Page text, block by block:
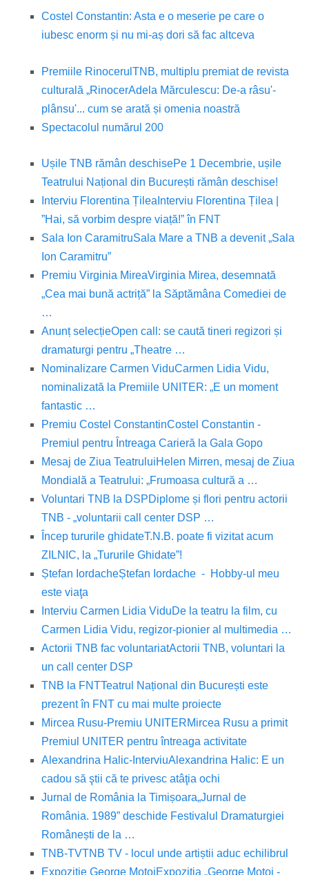
Costel Constantin: Asta e o meserie pe care o
iubesc enorm și nu mi-aș dori să fac altceva
Premiile Rinocerul TNB, multiplu premiat de revista
culturală „RinocerAdela Mărculescu: De-a râsu'-
plânsu'... cum se arată și omenia noastră
Spectacolul numărul 200
Ușile TNB rămân deschisePe 1 Decembrie, ușile
Teatrului Național din București rămân deschise!
Interviu Florentina Țilea Interviu Florentina Țilea |
”Hai, să vorbim despre viață!” în FNT
Sala Ion CaramitruSala Mare a TNB a devenit „Sala
Ion Caramitru”
Premiu Virginia MireaVirginia Mirea, desemnată
„Cea mai bună actriță” la Săptămâna Comediei de
…
Anunț selecțieOpen call: se caută tineri regizori și
dramaturgi pentru „Theatre …
Nominalizare Carmen ViduCarmen Lidia Vidu,
nominalizată la Premiile UNITER: „E un moment
fantastic …
Premiu Costel ConstantinCostel Constantin -
Premiul pentru Întreaga Carieră la Gala Gopo
Mesaj de Ziua TeatruluiHelen Mirren, mesaj de Ziua
Mondială a Teatrului: „Frumoasa cultură a …
Voluntari TNB la DSPDiplome și flori pentru actorii
TNB - „voluntarii call center DSP …
Încep tururile ghidateT.N.B. poate fi vizitat acum
ZILNIC, la „Tururile Ghidate”!
Ștefan IordacheȘtefan Iordache - Hobby-ul meu
este viaţa
Interviu Carmen Lidia ViduDe la teatru la film, cu
Carmen Lidia Vidu, regizor-pionier al multimedia …
Actorii TNB fac voluntariatActorii TNB, voluntari la
un call center DSP
TNB la FNTTeatrul Național din București este
prezent în FNT cu mai multe proiecte
Mircea Rusu-Premiu UNITERMircea Rusu a primit
Premiul UNITER pentru întreaga activitate
Alexandrina Halic-InterviuAlexandrina Halic: E un
cadou să ştii că te privesc atâţia ochi
Jurnal de România la Timișoara„Jurnal de
România. 1989” deschide Festivalul Dramaturgiei
Românești de la …
TNB-TVTNB TV - locul unde artiștii aduc echilibrul
Expoziție George MotoiExpoziția „George Motoi -